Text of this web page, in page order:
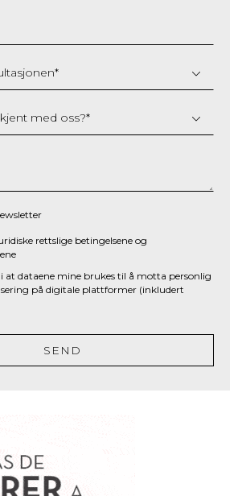
*
med oss?*
rettslige betingelsene og
at dataene mine brukes til å motta personlig
på digitale plattformer (inkludert
SEND